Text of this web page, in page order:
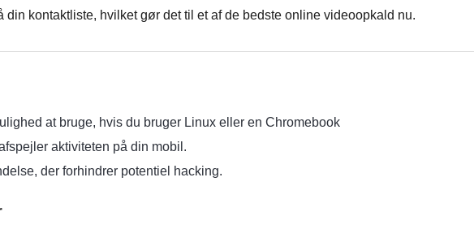
din kontaktliste, hvilket gør det til et af de bedste online videoopkald nu.
at bruge, hvis du bruger Linux eller en Chromebook
aktiviteten på din mobil.
der forhindrer potentiel hacking.